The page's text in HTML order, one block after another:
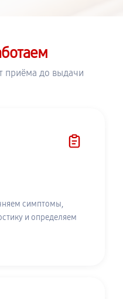
приёма до выдачи
симптомы,
и определяем